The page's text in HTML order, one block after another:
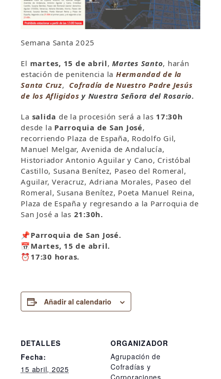
Semana Santa 2025
El martes, 15 de abril,Martes Santo, harán
estación de penitencia la Hermandad de la
Santa Cruz, Cofradía de Nuestro Padre Jesús
de los Afligidos y Nuestra Señora del Rosario.
La salida de la procesión será a las 17:30h
desde la Parroquia de San José,
recorriendo Plaza de España, Rodolfo Gil,
Manuel Melgar, Avenida de Andalucía,
Historiador Antonio Aguilar y Cano, Cristóbal
Castillo, Susana Benítez, Paseo del Romeral,
Aguilar, Veracruz, Adriana Morales, Paseo del
Romeral, Susana Benítez, Poeta Manuel Reina,
Plaza de España y regresando a la Parroquia de
San José a las 21:30h.
📌Parroquia de San José.
📅Martes, 15 de abril.
⏰17:30 horas.
Añadir al calendario
DETALLES
Fecha:
15 abril, 2025
ORGANIZADOR
Agrupación de
Cofradías y
Corporaciones